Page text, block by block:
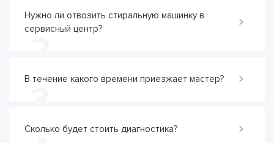
Нужно ли отвозить стиральную машинку в
сервисный центр?
В течение какого времени приезжает мастер?
Сколько будет стоить диагностика?